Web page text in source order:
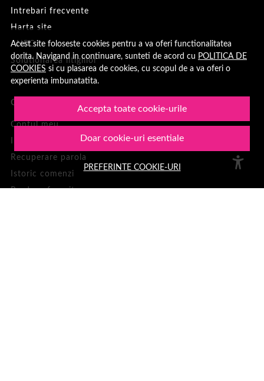
Acest site foloseste cookies pentru a va oferi functionalitatea
dorita. Navigand in continuare, sunteti de acord cu POLITICA DE
COOKIES si cu plasarea de cookies, cu scopul de a va oferi o
experienta imbunatatita.
Accepta toate cookie-urile
Doar cookie-uri esentiale
PREFERINTE COOKIE-URI
Intrebari frecvente
Harta site
ANPC
Solutionarea litigiilor
CONT CLIENT
Contul meu
Recuperare parola
Istoric comenzi
Produse favorite